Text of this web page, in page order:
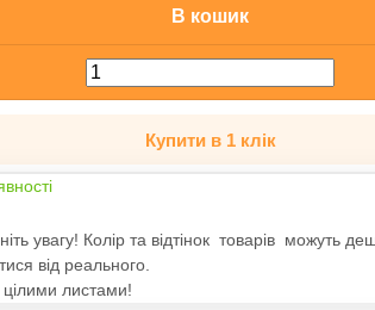
В кошик
Купити в 1 клік
увагу! Колір та відтінок товарів можуть
від реального.
листами!